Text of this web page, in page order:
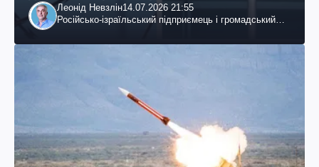
Леонід Невзлін14.07.2026 21:55
Російсько-ізраїльський підприємець і громадський